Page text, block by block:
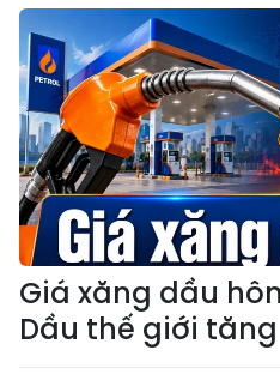
Giá xăng dầu
Dầu thế giới